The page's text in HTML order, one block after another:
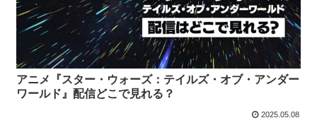
アニメ『スター・ウォーズ：テイルズ・オブ・アンダー
ワールド』配信どこで見れる？
2025.05.08